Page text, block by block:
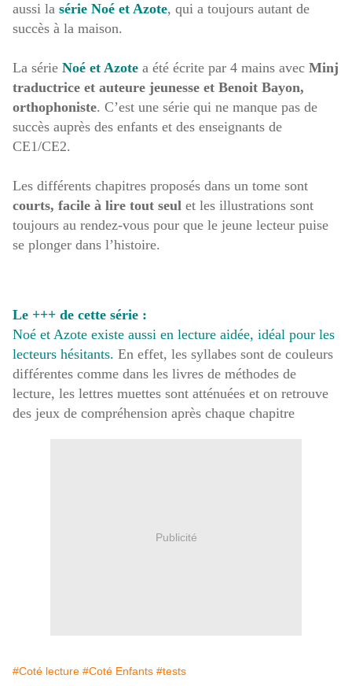
aussi la série Noé et Azote, qui a toujours autant de
succès à la maison.
La série Noé et Azote a été écrite par 4 mains avec Minj
traductrice et auteure jeunesse et Benoit Bayon,
orthophoniste. C’est une série qui ne manque pas de
succès auprès des enfants et des enseignants de
CE1/CE2.
Les différents chapitres proposés dans un tome sont
courts, facile à lire tout seul et les illustrations sont
toujours au rendez-vous pour que le jeune lecteur puise
se plonger dans l’histoire.
Le +++ de cette série :
Noé et Azote existe aussi en lecture aidée, idéal pour les
lecteurs hésitants. En effet, les syllabes sont de couleurs
différentes comme dans les livres de méthodes de
lecture, les lettres muettes sont atténuées et on retrouve
des jeux de compréhension après chaque chapitre
Publicité
#Coté lecture #Coté Enfants #tests